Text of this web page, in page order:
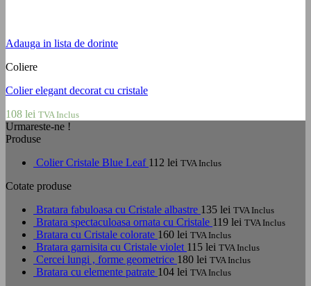
Adauga in lista de dorinte
Coliere
Colier elegant decorat cu cristale
108 lei TVA Inclus
Urmareste-ne !
Produse
Colier Cristale Blue Leaf 112 lei TVA Inclus
Cotate produse
Bratara fabuloasa cu Cristale albastre 135 lei TVA Inclus
Bratara spectaculoasa ornata cu Cristale 119 lei TVA Inclus
Bratara cu Cristale colorate 160 lei TVA Inclus
Bratara garnisita cu Cristale violet 115 lei TVA Inclus
Cercei lungi , forme geometrice 180 lei TVA Inclus
Bratara cu elemente patrate 104 lei TVA Inclus